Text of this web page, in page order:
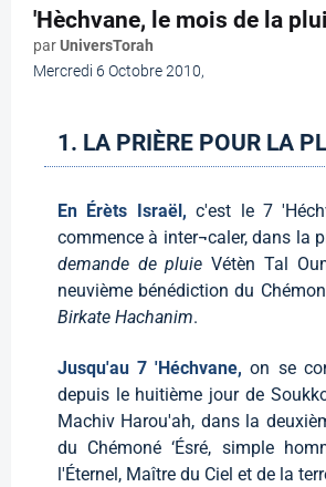
'Hèchvane, le mois de la
parUniversTorah
Mercredi 6 Octobre 2010,
1. LA PRIÈRE POUR LA
En Érèts Israël,c'est le 7
commence à inter¬caler, dans la
demande de pluie Vétèn Tal
neuvième bénédiction du
Birkate Hachanim.
Jusqu'au 7 'Héchvane,on se
depuis le huitième jour de
Machiv Harou'ah, dans la
du Chémoné ‘Ésré, simple
l'Éternel, Maître du Ciel et de la